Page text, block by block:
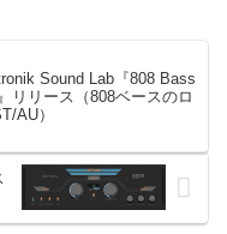
Sound Lab『808 Bass
リリース（808ベースのロ
AU）